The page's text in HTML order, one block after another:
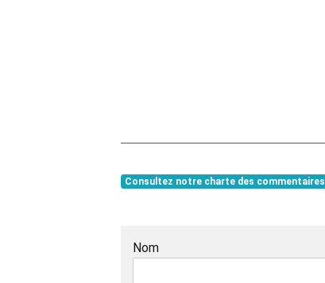
Consultez notre charte des commentaires
Nom